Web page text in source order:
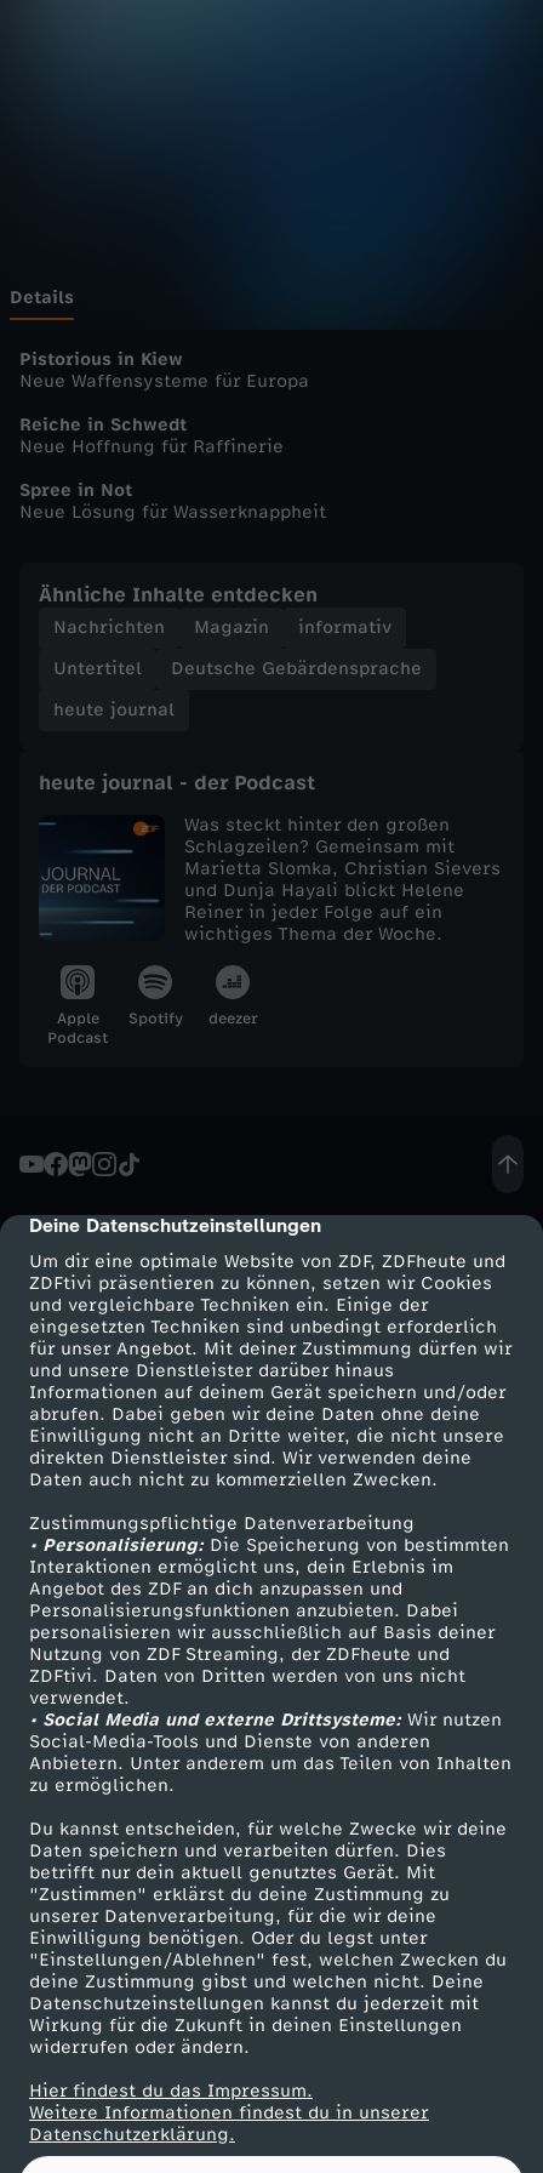
cmp-dialog-description
Deine Datenschutzeinstellungen
Um dir eine optimale Website von ZDF, ZDFheute und
ZDFtivi präsentieren zu können, setzen wir Cookies
und vergleichbare Techniken ein. Einige der
eingesetzten Techniken sind unbedingt erforderlich
für unser Angebot. Mit deiner Zustimmung dürfen wir
und unsere Dienstleister darüber hinaus
Informationen auf deinem Gerät speichern und/oder
abrufen. Dabei geben wir deine Daten ohne deine
Einwilligung nicht an Dritte weiter, die nicht unsere
direkten Dienstleister sind. Wir verwenden deine
Daten auch nicht zu kommerziellen Zwecken.
Zustimmungspflichtige Datenverarbeitung
• Personalisierung:Die Speicherung von bestimmten
Interaktionen ermöglicht uns, dein Erlebnis im
Angebot des ZDF an dich anzupassen und
Personalisierungsfunktionen anzubieten. Dabei
personalisieren wir ausschließlich auf Basis deiner
Nutzung von ZDF Streaming, der ZDFheute und
ZDFtivi. Daten von Dritten werden von uns nicht
verwendet.
• Social Media und externe Drittsysteme:Wir nutzen
Social-Media-Tools und Dienste von anderen
Anbietern. Unter anderem um das Teilen von Inhalten
zu ermöglichen.
Du kannst entscheiden, für welche Zwecke wir deine
Daten speichern und verarbeiten dürfen. Dies
betrifft nur dein aktuell genutztes Gerät. Mit
"Zustimmen" erklärst du deine Zustimmung zu
unserer Datenverarbeitung, für die wir deine
Einwilligung benötigen. Oder du legst unter
"Einstellungen/Ablehnen" fest, welchen Zwecken du
deine Zustimmung gibst und welchen nicht. Deine
Datenschutzeinstellungen kannst du jederzeit mit
Wirkung für die Zukunft in deinen Einstellungen
widerrufen oder ändern.
Hier findest du das Impressum.
Weitere Informationen findest du in unserer
Datenschutzerklärung.
-
h
e
u
e
j
o
u
n
l
m
1
1
.
M
a
i
2
0
2
6
Details
Pistorious in Kiew
Neue Waffensysteme für Europa
Reiche in Schwedt
Neue Hoffnung für Raffinerie
Spree in Not
Neue Lösung für Wasserknappheit
Ähnliche Inhalte entdecken
Nachrichten Magazin
informativ
Untertitel
Deutsche Gebärdensprache
heute journal
heute journal - der Podcast
Was steckt hinter den großen
Schlagzeilen? Gemeinsam mit
Marietta Slomka, Christian Sievers
und Dunja Hayali blickt Helene
Reiner in jeder Folge auf ein
wichtiges Thema der Woche.
Apple
Podcast
Spotify deezer
Mehr ZDF
ZDF-Apps
Smart TV
ZDFtext
Livestreams
Sendungen A-Z
TV-Programm
Service
ZDFmitreden
Kontakt zum ZDF
Tickets
Zuschauerservice
Hilfe
ZDF Unternehmen
Karriere
ZDF goes Schule
Werbefernsehen
Mainzelmännchen
Partner